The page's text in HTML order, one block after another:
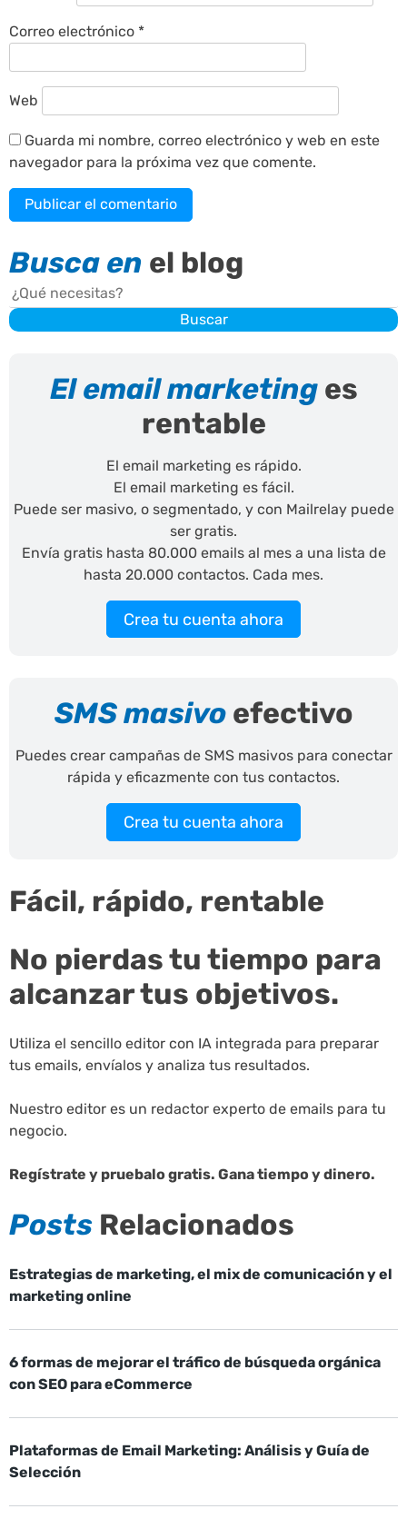
Correo electrónico *
Web
Guarda mi nombre, correo electrónico y web en este
navegador para la próxima vez que comente.
Busca en el blog
Buscar
Buscar
El email marketing es
rentable
El email marketing es rápido.
El email marketing es fácil.
Puede ser masivo, o segmentado, y con Mailrelay puede
ser gratis.
Envía gratis hasta 80.000 emails al mes a una lista de
hasta 20.000 contactos. Cada mes.
Crea tu cuenta ahora
SMS masivoefectivo
Puedes crear campañas de SMS masivos para conectar
rápida y eficazmente con tus contactos.
Crea tu cuenta ahora
Fácil, rápido, rentable
No pierdas tu tiempo para
alcanzar tus objetivos.
Utiliza el sencillo editor con IA integrada para preparar
tus emails, envíalos y analiza tus resultados.
Nuestro editor es un redactor experto de emails para tu
negocio.
Regístrate y pruebalo gratis. Gana tiempo y dinero.
Posts Relacionados
Estrategias de marketing, el mix de comunicación y el
marketing online
6 formas de mejorar el tráfico de búsqueda orgánica
con SEO para eCommerce
Plataformas de Email Marketing: Análisis y Guía de
Selección